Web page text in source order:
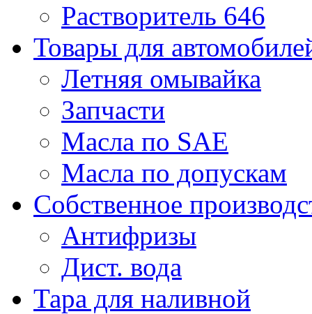
Растворитель 646
Товары для
Летняя омывайка
Запчасти
Масла по SAE
Масла по допускам
Собственное
Антифризы
Дист. вода
Тара для наливной